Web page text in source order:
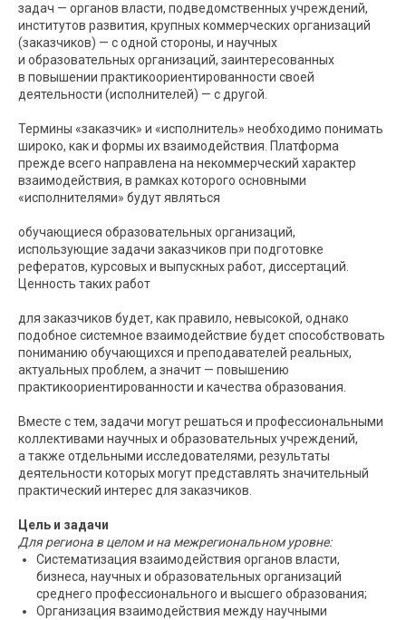
задач — органов власти, подведомственных учреждений,
институтов развития, крупных коммерческих организаций
(заказчиков) — с одной стороны, и научных
и образовательных организаций, заинтересованных
в повышении практикоориентированности своей
деятельности (исполнителей) — с другой.
Термины «заказчик» и «исполнитель» необходимо понимать
широко, как и формы их взаимодействия. Платформа
прежде всего направлена на некоммерческий характер
взаимодействия, в рамках которого основными
«исполнителями» будут являться
обучающиеся образовательных организаций,
использующие задачи заказчиков при подготовке
рефератов, курсовых и выпускных работ, диссертаций.
Ценность таких работ
для заказчиков будет, как правило, невысокой, однако
подобное системное взаимодействие будет способствовать
пониманию обучающихся и преподавателей реальных,
актуальных проблем, а значит — повышению
практикоориентированности и качества образования.
Вместе с тем, задачи могут решаться и профессиональными
коллективами научных и образовательных учреждений,
а также отдельными исследователями, результаты
деятельности которых могут представлять значительный
практический интерес для заказчиков.
Цель и задачи
Для региона в целом и на межрегиональном уровне:
Систематизация взаимодействия органов власти,
бизнеса, научных и образовательных организаций
среднего профессионального и высшего образования;
Организация взаимодействия между научными